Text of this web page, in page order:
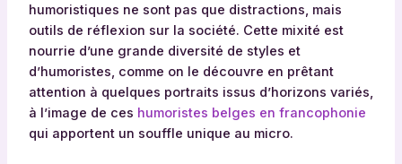
humoristiques ne sont pas que distractions, mais
outils de réflexion sur la société. Cette mixité est
nourrie d’une grande diversité de styles et
d’humoristes, comme on le découvre en prêtant
attention à quelques portraits issus d’horizons variés,
à l’image de ces humoristes belges en francophonie
qui apportent un souffle unique au micro.